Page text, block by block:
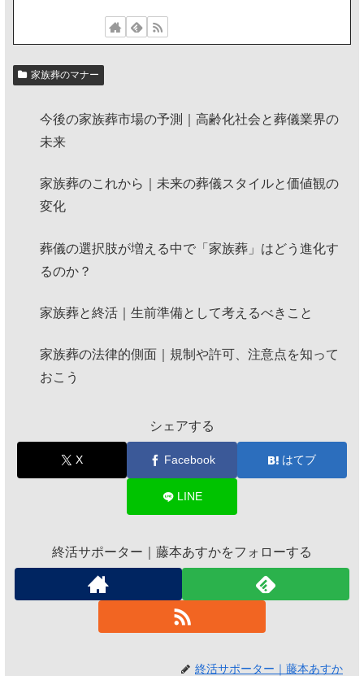
家族葬のマナー
今後の家族葬市場の予測｜高齢化社会と葬儀業界の
未来
家族葬のこれから｜未来の葬儀スタイルと価値観の
変化
葬儀の選択肢が増える中で「家族葬」はどう進化す
るのか？
家族葬と終活｜生前準備として考えるべきこと
家族葬の法律的側面｜規制や許可、注意点を知って
おこう
シェアする
X Facebook はてブ
LINE
終活サポーター｜藤本あすかをフォローする
終活サポーター｜藤本あすか